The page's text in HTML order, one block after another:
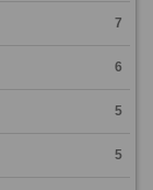
7
6
5
5